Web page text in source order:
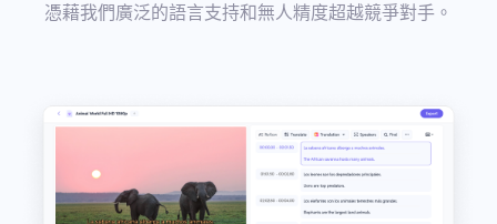
憑藉我們廣泛的語言支持和無人精度超越競爭對手。